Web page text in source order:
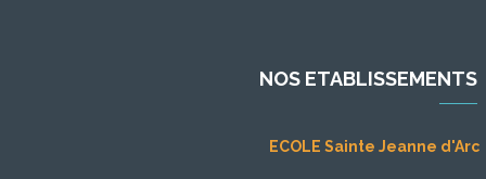
NOS ETABLISSEMENTS
ECOLE Sainte Jeanne d'Arc